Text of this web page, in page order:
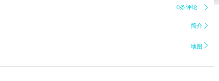
0条评论 
简介 
地图 